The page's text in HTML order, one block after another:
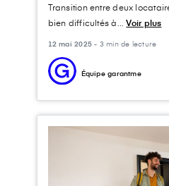
Transition entre deux
bien difficultés à...Voir plus
12 mai 2025 - 3 min de lecture
Équipe garantme